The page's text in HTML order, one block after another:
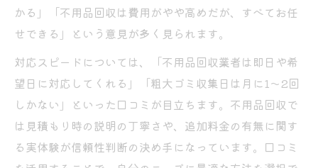
かる」「不用品回収は費用がやや高めだが、すべてお任
せできる」という意見が多く見られます。
対応スピードについては、「不用品回収業者は即日や希
望日に対応してくれる」「粗大ゴミ収集日は月に1～2回
しかない」といった口コミが目立ちます。不用品回収で
は見積もり時の説明の丁寧さや、追加料金の有無に関す
る実体験が信頼性判断の決め手になっています。口コミ